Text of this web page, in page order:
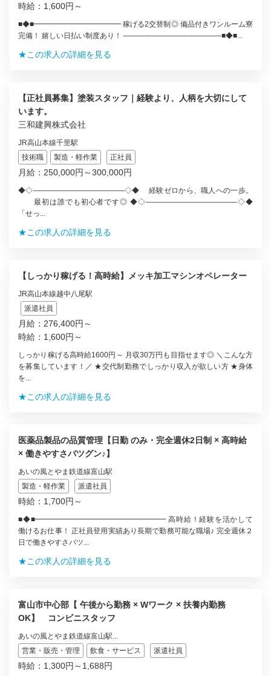
時給：1,600円～
■◆■━━━━━━━━━━━━ 稼げる2交替制◎ 備品付きワンルーム寮
完備！ 嬉しい日払い制度あり！ ──────────────────■◆■...
★この求人の詳細を見る
【正社員募集】塗装スタッフ｜経験より、人柄を大切にして
います。
三和建興株式会社
JR高山本線千里駅
技術職
製造・軽作業 正社員
月給：250,000円～300,000円
◆◇————————————–◇◆ 経験ゼロから、職人への一歩。
最初は誰でも初心者です◎ ◆◇————————————–◇◆
「せっ...
★この求人の詳細を見る
【しっかり稼げる！高時給】メッキ加工マシンオペレーター
JR高山本線越中八尾駅
派遣社員
月給：276,400円～
時給：1,600円～
しっかり稼げる高時給1600円～ 月収30万円も目指せます◎ ＼こんな方
を募集しています！／ ★交代制勤務でしっかり収入が欲しい方 ★身体
を...
★この求人の詳細を見る
医薬品製品の品質管理【日勤 のみ・完全週休2日制 × 高時給
× 働きやすさバツグン♪】
あいの風とやま鉄道線富山駅
製造・軽作業
派遣社員
時給：1,700円～
■◆■━━━━━━━━━━━━━━━━━━ 高時給！経験を活かして
働けるお仕事！ 正社員登用実績あり長期で勤務可能な職場♪ 完全週休２
日で働きやすさバツ...
★この求人の詳細を見る
富山市中心部【 午後から勤務 × Wワーク × 扶養内勤務
OK】 コンビニスタッフ
あいの風とやま鉄道線富山駅...
営業・販売・管理
飲食・サービス 派遣社員
時給：1,300円～1,688円